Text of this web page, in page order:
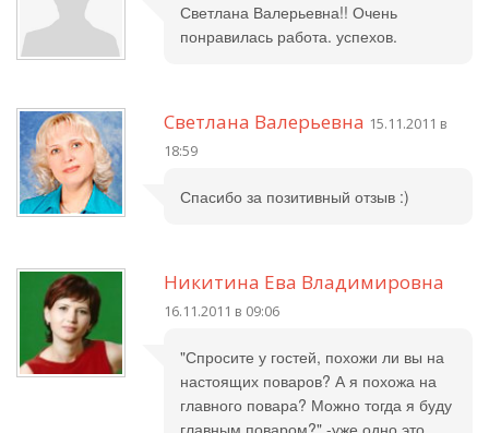
Светлана Валерьевна!! Очень
понравилась работа. успехов.
Светлана Валерьевна 15.11.2011 в
18:59
Спасибо за позитивный отзыв :)
Никитина Ева Владимировна
16.11.2011 в 09:06
"Спросите у гостей, похожи ли вы на
настоящих поваров? А я похожа на
главного повара? Можно тогда я буду
главным поваром?" -уже одно это